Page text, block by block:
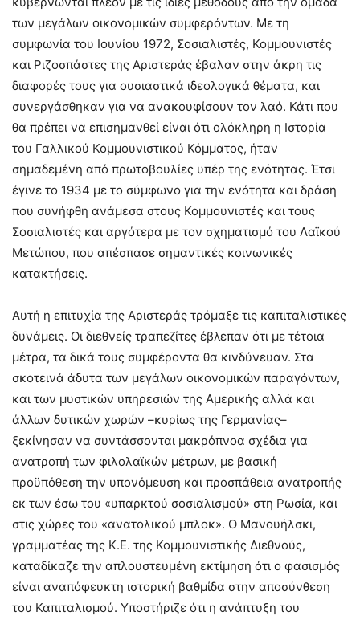
των μεγάλων οικονομικών συμφερόντων. Με τη
συμφωνία του Ιουνίου 1972, Σοσιαλιστές, Κομμουνιστές
και Ριζοσπάστες της Αριστεράς έβαλαν στην άκρη τις
διαφορές τους για ουσιαστικά ιδεολογικά θέματα, και
συνεργάσθηκαν για να ανακουφίσουν τον λαό. Κάτι που
θα πρέπει να επισημανθεί είναι ότι ολόκληρη η Ιστορία
του Γαλλικού Κομμουνιστικού Κόμματος, ήταν
σημαδεμένη από πρωτοβουλίες υπέρ της ενότητας. Έτσι
έγινε το 1934 με το σύμφωνο για την ενότητα και δράση
που συνήφθη ανάμεσα στους Κομμουνιστές και τους
Σοσιαλιστές και αργότερα με τον σχηματισμό του Λαϊκού
Μετώπου, που απέσπασε σημαντικές κοινωνικές
κατακτήσεις.
Αυτή η επιτυχία της Αριστεράς τρόμαξε τις καπιταλιστικές
δυνάμεις. Οι διεθνείς τραπεζίτες έβλεπαν ότι με τέτοια
μέτρα, τα δικά τους συμφέροντα θα κινδύνευαν. Στα
σκοτεινά άδυτα των μεγάλων οικονομικών παραγόντων,
και των μυστικών υπηρεσιών της Αμερικής αλλά και
άλλων δυτικών χωρών –κυρίως της Γερμανίας–
ξεκίνησαν να συντάσσονται μακρόπνοα σχέδια για
ανατροπή των φιλολαϊκών μέτρων, με βασική
προϋπόθεση την υπονόμευση και προσπάθεια ανατροπής
εκ των έσω του «υπαρκτού σοσιαλισμού» στη Ρωσία, και
στις χώρες του «ανατολικού μπλοκ». Ο Μανουήλσκι,
γραμματέας της Κ.Ε. της Κομμουνιστικής Διεθνούς,
καταδίκαζε την απλουστευμένη εκτίμηση ότι ο φασισμός
είναι αναπόφευκτη ιστορική βαθμίδα στην αποσύνθεση
του Καπιταλισμού. Υποστήριζε ότι η ανάπτυξη του